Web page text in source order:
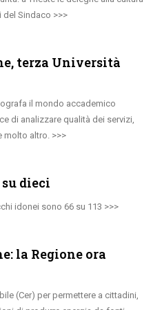
del Sindaco
terza Università
il mondo accademico
di analizzare qualità dei servizi,
molto altro.
dieci
idonei sono 66 su 113
la Regione ora
(Cer) per permettere a cittadini,